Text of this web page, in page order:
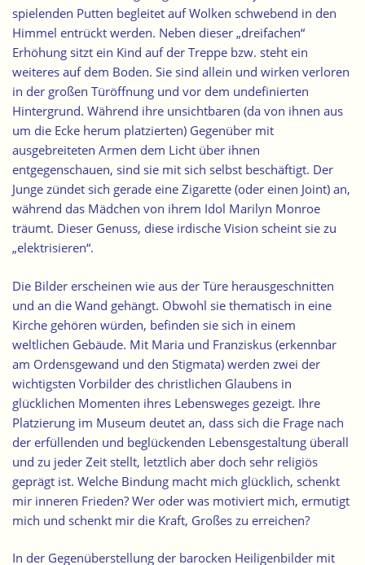
spielenden Putten begleitet auf Wolken schwebend in den
Himmel entrückt werden. Neben dieser „dreifachen“
Erhöhung sitzt ein Kind auf der Treppe bzw. steht ein
weiteres auf dem Boden. Sie sind allein und wirken verloren
in der großen Türöffnung und vor dem undefinierten
Hintergrund. Während ihre unsichtbaren (da von ihnen aus
um die Ecke herum platzierten) Gegenüber mit
ausgebreiteten Armen dem Licht über ihnen
entgegenschauen, sind sie mit sich selbst beschäftigt. Der
Junge zündet sich gerade eine Zigarette (oder einen Joint) an,
während das Mädchen von ihrem Idol Marilyn Monroe
träumt. Dieser Genuss, diese irdische Vision scheint sie zu
„elektrisieren“.
Die Bilder erscheinen wie aus der Türe herausgeschnitten
und an die Wand gehängt. Obwohl sie thematisch in eine
Kirche gehören würden, befinden sie sich in einem
weltlichen Gebäude. Mit Maria und Franziskus (erkennbar
am Ordensgewand und den Stigmata) werden zwei der
wichtigsten Vorbilder des christlichen Glaubens in
glücklichen Momenten ihres Lebensweges gezeigt. Ihre
Platzierung im Museum deutet an, dass sich die Frage nach
der erfüllenden und beglückenden Lebensgestaltung überall
und zu jeder Zeit stellt, letztlich aber doch sehr religiös
geprägt ist. Welche Bindung macht mich glücklich, schenkt
mir inneren Frieden? Wer oder was motiviert mich, ermutigt
mich und schenkt mir die Kraft, Großes zu erreichen?
In der Gegenüberstellung der barocken Heiligenbilder mit